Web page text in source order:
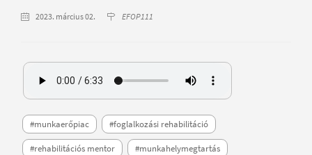
2023. március 02. EFOP111
#munkaerőpiac #foglalkozási rehabilitáció
#rehabilitációs mentor #munkahelymegtartás